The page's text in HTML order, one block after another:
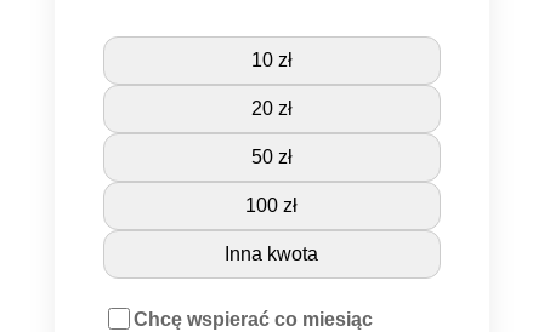
10 zł
20 zł
50 zł
100 zł
Inna kwota
Chcę wspierać co miesiąc